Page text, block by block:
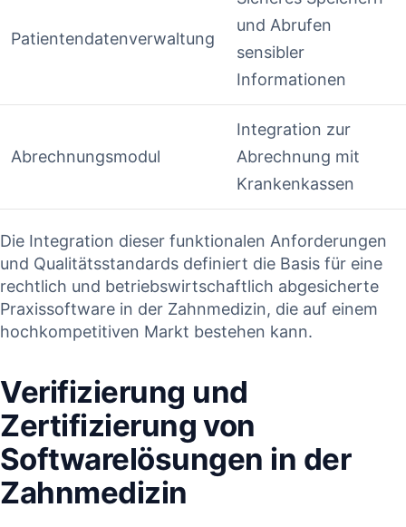
Patientendatenverwaltung
⁣und ‍Abrufen
sensibler
Informationen
Abrechnungsmodul
Integration zur
‌Abrechnung mit
⁢Krankenkassen
Die⁤ Integration dieser funktionalen Anforderungen
und ‍Qualitätsstandards‍ definiert die⁣ Basis ⁢für eine
rechtlich und betriebswirtschaftlich abgesicherte
Praxissoftware⁤ in der ‌Zahnmedizin, die‍ auf einem
hochkompetitiven Markt‍ bestehen kann.
Verifizierung und
Zertifizierung⁢ von
⁣Softwarelösungen in der
Zahnmedizin